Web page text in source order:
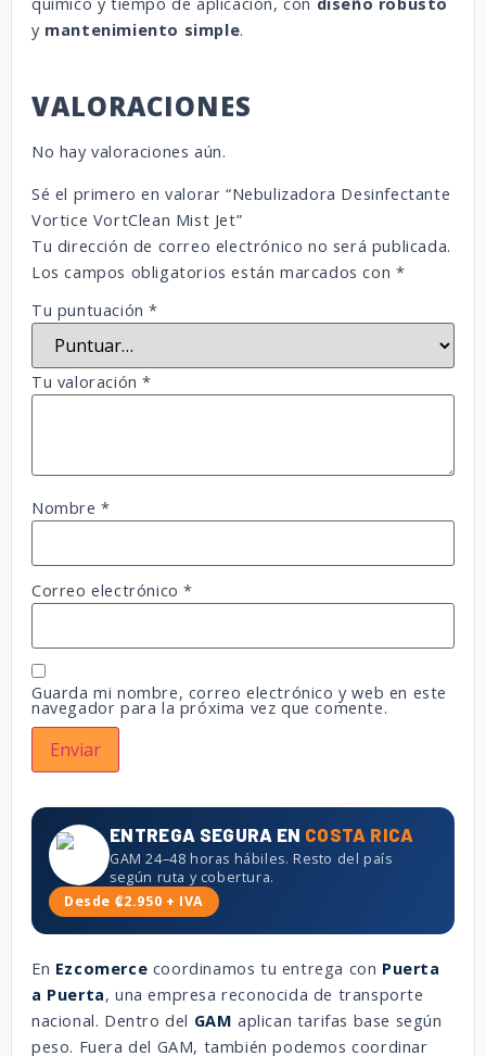
y mantenimiento simple.
VALORACIONES
No hay valoraciones aún.
Sé el primero en valorar “Nebulizadora Desinfectante
Vortice VortClean Mist Jet”
Tu dirección de correo electrónico no será publicada.
Los campos obligatorios están marcados con *
Tu puntuación*
Tu valoración*
Nombre*
Correo electrónico*
Guarda mi nombre, correo electrónico y web en este
navegador para la próxima vez que comente.
ENTREGA SEGURA EN COSTA RICA
GAM 24–48 horas hábiles. Resto del país
según ruta y cobertura.
Desde ₡2.950 + IVA
En Ezcomerce coordinamos tu entrega con Puerta
a Puerta, una empresa reconocida de transporte
nacional. Dentro del GAM aplican tarifas base según
peso. Fuera del GAM, también podemos coordinar